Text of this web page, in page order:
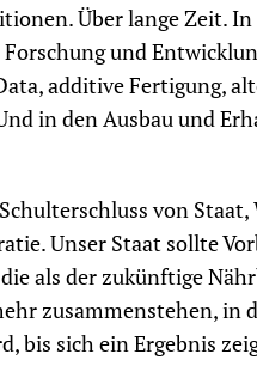
Über lange Zeit. In
und
additive Fertigung,
in den Ausbau und
von
Unser Staat sollte
als der zukünftige
zusammenstehen, in
bis sich ein Ergebnis